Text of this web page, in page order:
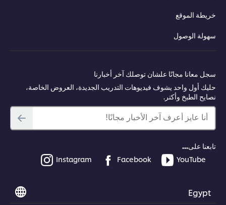
خريطة الموقع
سهولة الوصول
سجل معانا مجانًا علشان توصلك آخر أخبارنا
حليك أول واحد يشوف فيديوهات التدريب الجديدة، العروض الخاصة،
نصايح الطبخ وأكتر.
أنا عايز أعرف آخر الأخبار مجانًا!
تابعنا على...
YouTube
Facebook
Instagram
Egypt